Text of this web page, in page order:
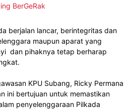
BerGeRak
berjalan lancar, berintegritas dan
maupun aparat yang
dan pihaknya tetap berharap
KPU Subang, Ricky Permana
ini bertujuan untuk memastikan
penyelenggaraan Pilkada